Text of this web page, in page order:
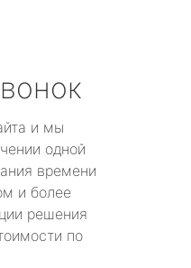
и мы
одной
времени
и более
решения
по